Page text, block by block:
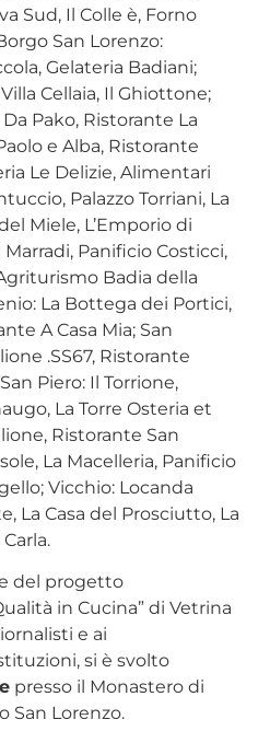
Sud, Il Colle è, Forno
San Lorenzo:
Gelateria Badiani;
Cellaia, Il Ghiottone;
Pako, Ristorante La
e Alba, Ristorante
Le Delizie, Alimentari
Palazzo Torriani, La
Miele, L’Emporio di
Panificio Costicci,
Badia della
La Bottega dei Portici,
A Casa Mia; San
.SS67, Ristorante
Piero: Il Torrione,
La Torre Osteria et
Ristorante San
La Macelleria, Panificio
Vicchio: Locanda
La Casa del Prosciutto, La
del progetto
in Cucina” di Vetrina
e ai
si è svolto
presso il Monastero di
San Lorenzo.